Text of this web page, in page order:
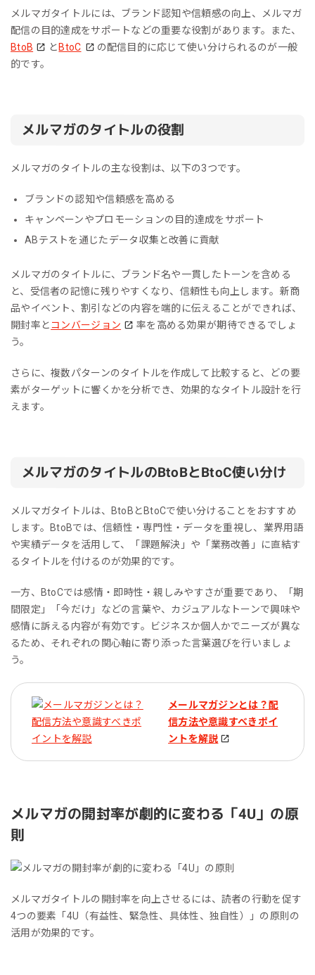
メルマガタイトルには、ブランド認知や信頼感の向上、メルマガ
配信の目的達成をサポートなどの重要な役割があります。また、
BtoB
と BtoC
の配信目的に応じて使い分けられるのが一般
的です。
メルマガのタイトルの役割
メルマガのタイトルの主な役割は、以下の3つです。
ブランドの認知や信頼感を高める
キャンペーンやプロモーションの目的達成をサポート
ABテストを通じたデータ収集と改善に貢献
メルマガのタイトルに、ブランド名や一貫したトーンを含める
と、受信者の記憶に残りやすくなり、信頼性も向上します。新商
品やイベント、割引などの内容を端的に伝えることができれば、
開封率とコンバージョン
率を高める効果が期待できるでしょ
う。
さらに、複数パターンのタイトルを作成して比較すると、どの要
素がターゲットに響くかを分析でき、効果的なタイトル設計を行
えます。
メルマガのタイトルのBtoBとBtoC使い分け
メルマガタイトルは、BtoBとBtoCで使い分けることをおすすめ
します。BtoBでは、信頼性・専門性・データを重視し、業界用語
や実績データを活用して、「課題解決」や「業務改善」に直結す
るタイトルを付けるのが効果的です。
一方、BtoCでは感情・即時性・親しみやすさが重要であり、「期
間限定」「今だけ」などの言葉や、カジュアルなトーンで興味や
感情に訴える内容が有効です。ビジネスか個人かでニーズが異な
るため、それぞれの関心軸に寄り添った言葉選びを行いましょ
う。
メールマガジンとは？配
信方法や意識すべきポイ
ントを解説
メルマガの開封率が劇的に変わる「4U」の原
則
メルマガタイトルの開封率を向上させるには、読者の行動を促す
4つの要素「4U（有益性、緊急性、具体性、独自性）」の原則の
活用が効果的です。